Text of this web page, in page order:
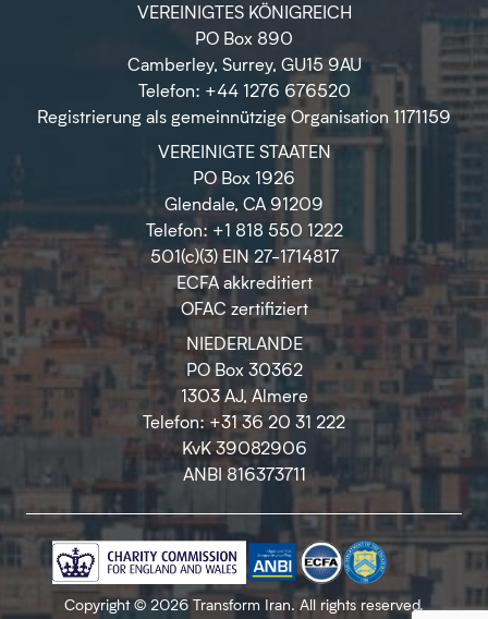
VEREINIGTES KÖNIGREICH
PO Box 890
Camberley, Surrey, GU15 9AU
Telefon: +44 1276 676520
Registrierung als gemeinnützige Organisation 1171159
VEREINIGTE STAATEN
PO Box 1926
Glendale, CA 91209
Telefon: +1 818 550 1222
501(c)(3) EIN 27-1714817
ECFA akkreditiert
OFAC zertifiziert
NIEDERLANDE
PO Box 30362
1303 AJ, Almere
Telefon: +31 36 20 31 222
KvK 39082906
ANBI 816373711
Copyright © 2026 Transform Iran. All rights reserved.